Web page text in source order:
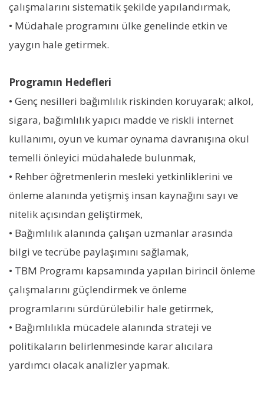
çalışmalarını sistematik şekilde yapılandırmak,
• Müdahale programını ülke genelinde etkin ve
yaygın hale getirmek.
Programın Hedefleri
• Genç nesilleri bağımlılık riskinden koruyarak; alkol,
sigara, bağımlılık yapıcı madde ve riskli internet
kullanımı, oyun ve kumar oynama davranışına okul
temelli önleyici müdahalede bulunmak,
• Rehber öğretmenlerin mesleki yetkinliklerini ve
önleme alanında yetişmiş insan kaynağını sayı ve
nitelik açısından geliştirmek,
• Bağımlılık alanında çalışan uzmanlar arasında
bilgi ve tecrübe paylaşımını sağlamak,
• TBM Programı kapsamında yapılan birincil önleme
çalışmalarını güçlendirmek ve önleme
programlarını sürdürülebilir hale getirmek,
• Bağımlılıkla mücadele alanında strateji ve
politikaların belirlenmesinde karar alıcılara
yardımcı olacak analizler yapmak.